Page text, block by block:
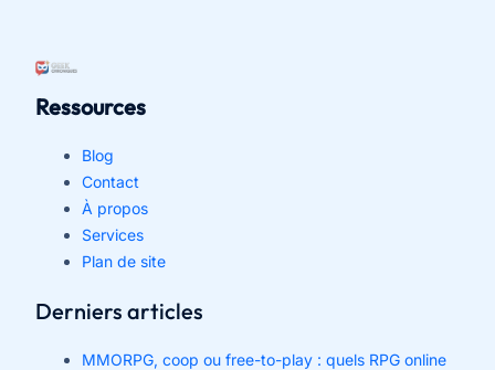
Ressources
Blog
Contact
À propos
Services
Plan de site
Derniers articles
MMORPG, coop ou free-to-play : quels RPG online